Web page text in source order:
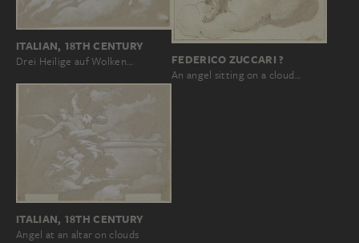
ITALIAN, 18TH CENTURY
Drei Heilige auf Wolken… FEDERICO ZUCCARI ?
An angel sitting on a cloud…
ITALIAN, 18TH CENTURY
Angel at an altar on clouds